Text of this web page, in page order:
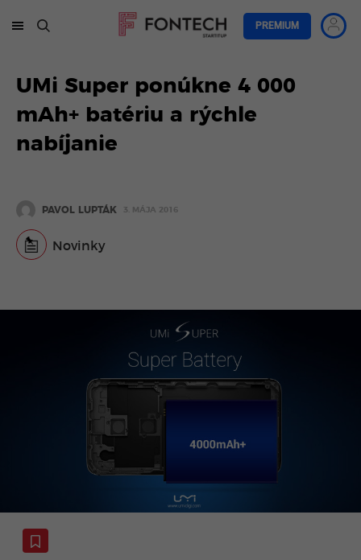
PREMIUM
UMi Super ponúkne 4 000
mAh+ batériu a rýchle
nabíjanie
PAVOL LUPTÁK 3. MÁJA 2016
Novinky